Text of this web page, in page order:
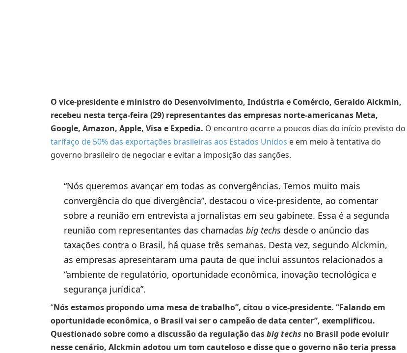
O vice-presidente e ministro do Desenvolvimento, Indústria e Comércio, Geraldo Alckmin,
recebeu nesta terça-feira (29) representantes das empresas norte-americanas Meta,
Google, Amazon, Apple, Visa e Expedia. O encontro ocorre a poucos dias do início previsto do
tarifaço de 50% das exportações brasileiras aos Estados Unidos e em meio à tentativa do
governo brasileiro de negociar e evitar a imposição das sanções.
“Nós queremos avançar em todas as convergências. Temos muito mais
convergência do que divergência”, destacou o vice-presidente, ao comentar
sobre a reunião em entrevista a jornalistas em seu gabinete. Essa é a segunda
reunião com representantes das chamadas big techsdesde o anúncio das
taxações contra o Brasil, há quase três semanas. Desta vez, segundo Alckmin,
as empresas apresentaram uma pauta de que inclui assuntos relacionados a
“ambiente de regulatório, oportunidade econômica, inovação tecnológica e
segurança jurídica”.
“Nós estamos propondo uma mesa de trabalho”, citou o vice-presidente. “Falando em
oportunidade econômica, o Brasil vai ser o campeão de data center”, exemplificou.
Questionado sobre como a discussão da regulação dasbig techs no Brasil pode evoluir
nesse cenário, Alckmin adotou um tom cauteloso e disse que o governo não teria pressa